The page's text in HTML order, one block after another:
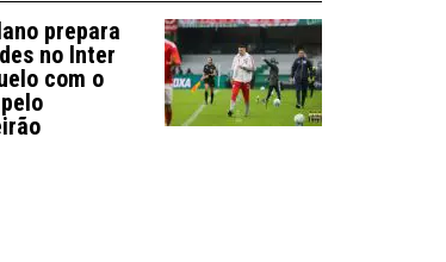
prepara
no Inter
com o